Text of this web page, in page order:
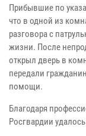
Прибывшие по
что в одной из
разговора с
жизни. После
открыл дверь в
передали
помощи.
Благодаря
Росгвардии